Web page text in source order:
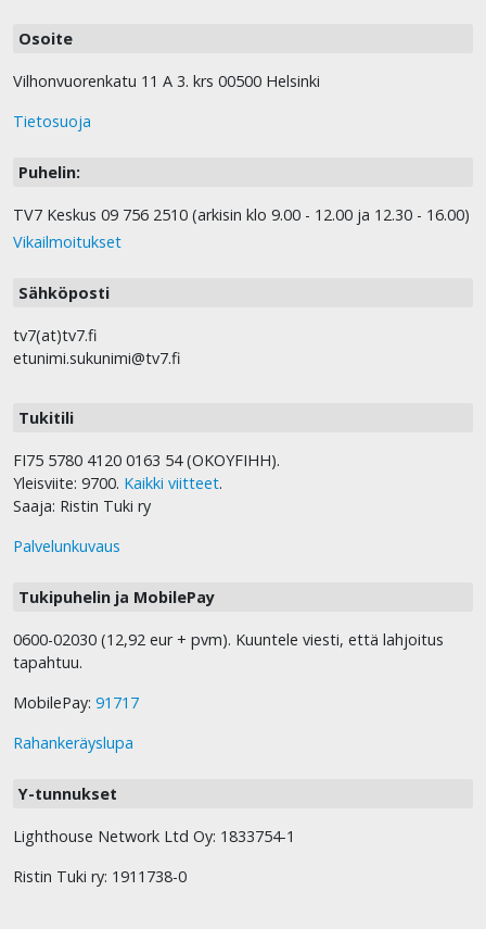
Osoite
Vilhonvuorenkatu 11 A 3. krs 00500 Helsinki
Tietosuoja
Puhelin:
TV7 Keskus 09 756 2510 (arkisin klo 9.00 - 12.00 ja 12.30 - 16.00)
Vikailmoitukset
Sähköposti
tv7(at)tv7.fi
etunimi.sukunimi@tv7.fi
Tukitili
FI75 5780 4120 0163 54 (OKOYFIHH).
Yleisviite: 9700. Kaikki viitteet.
Saaja: Ristin Tuki ry
Palvelunkuvaus
Tukipuhelin ja MobilePay
0600-02030 (12,92 eur + pvm). Kuuntele viesti, että lahjoitus
tapahtuu.
MobilePay: 91717
Rahankeräyslupa
Y-tunnukset
Lighthouse Network Ltd Oy: 1833754-1
Ristin Tuki ry: 1911738-0